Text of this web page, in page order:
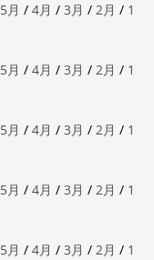
5月 / 4月 / 3月 / 2月 / 1
5月 / 4月 / 3月 / 2月 / 1
5月 / 4月 / 3月 / 2月 / 1
5月 / 4月 / 3月 / 2月 / 1
5月 / 4月 / 3月 / 2月 / 1